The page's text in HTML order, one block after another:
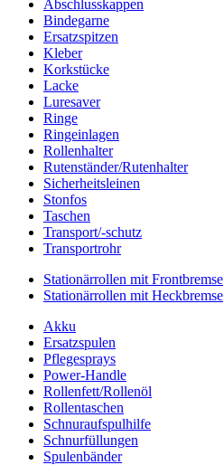
Abschlusskappen
Bindegarne
Ersatzspitzen
Kleber
Korkstücke
Lacke
Luresaver
Ringe
Ringeinlagen
Rollenhalter
Rutenständer/Rutenhalter
Sicherheitsleinen
Stonfos
Taschen
Transport/-schutz
Transportrohr
Stationärrollen mit Frontbremse
Stationärrollen mit Heckbremse
Akku
Ersatzspulen
Pflegesprays
Power-Handle
Rollenfett/Rollenöl
Rollentaschen
Schnuraufspulhilfe
Schnurfüllungen
Spulenbänder